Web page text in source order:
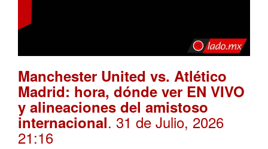
Manchester United vs. Atlético
Madrid: hora, dónde ver EN VIVO
y alineaciones del amistoso
internacional. 31 de Julio, 2026
21:16